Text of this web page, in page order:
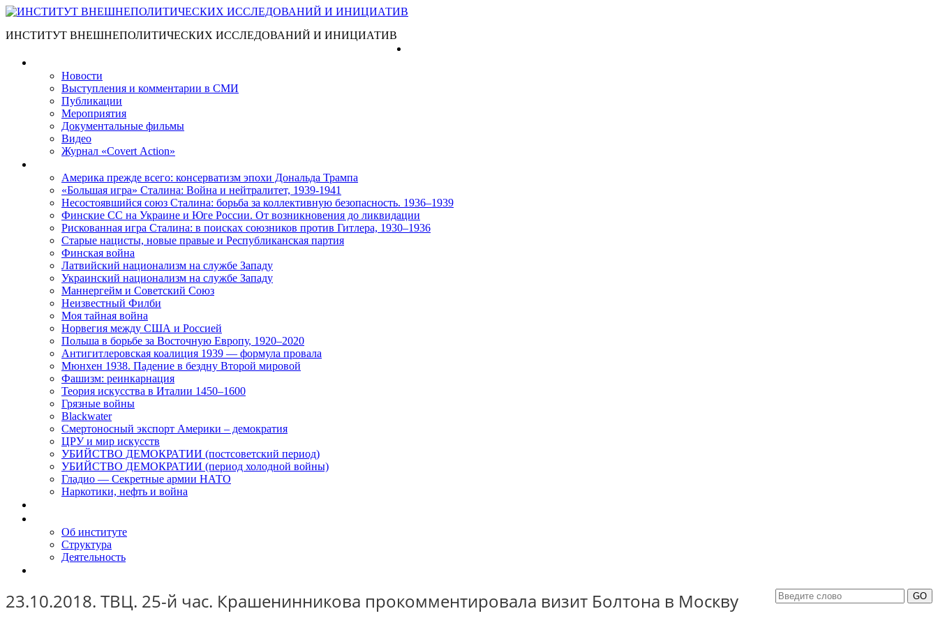
ИНСТИТУТ ВНЕШНЕПОЛИТИЧЕСКИХ ИССЛЕДОВАНИЙ И ИНИЦИАТИВ
Новости
Выступления и коммента­рии в СМИ
Публикации
Мероприятия
Документальные фильмы
Видео
Журнал «Covert Action»
Америка прежде всего: консерватизм эпохи Дональда Трампа
«Большая игра» Сталина: Война и нейтралитет, 1939-1941
Несостоявшийся союз Сталина: борьба за коллективную безопасность. 1936–1939
Финские СС на Украине и Юге России. От возникновения до ликвидации
Рискованная игра Сталина: в поисках союзников против Гитлера, 1930–1936
Старые нацисты, новые правые и Республиканская партия
Финская война
Латвийский национализм на службе Западу
Украинский национализм на службе Западу
Маннергейм и Советский Союз
Неизвестный Филби
Моя тайная война
Норвегия между США и Россией
Польша в борьбе за Восточную Европу, 1920–2020
Антигитлеровская коалиция 1939 — формула провала
Мюнхен 1938. Падение в бездну Второй мировой
Фашизм: реинкарнация
Теория искусства в Италии 1450–1600
Грязные войны
Blackwater
Смертоносный экспорт Америки – демократия
ЦРУ и мир искусств
УБИЙСТВО ДЕМОКРАТИИ (постсоветский период)
УБИЙСТВО ДЕМОКРАТИИ (период холодной войны)
Гладио — Секретные армии НАТО
Наркотики, нефть и война
Об институте
Структура
Деятельность
23.10.2018. ТВЦ. 25-й час. Крашенинникова прокомментировала визит Болтона в Москву